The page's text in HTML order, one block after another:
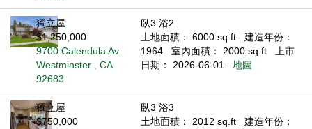
獨立屋
$1,250,000
9700 Calendula Av
Westminster , CA
92683
臥3 浴2
土地面積： 6000 sq.ft
建造年份：
1964
室內面積： 2000 sq.ft
上市
日期： 2026-06-01
地圖
獨立屋
$750,000
臥3 浴3
土地面積： 2012 sq.ft
建造年份：